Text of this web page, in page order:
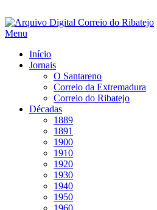
Saltar
para
Menu
Início
Jornais
O Santareno
Correio da Extremadura
Correio do Ribatejo
Décadas
1889
1891
1900
1910
1920
1930
1940
1950
1960